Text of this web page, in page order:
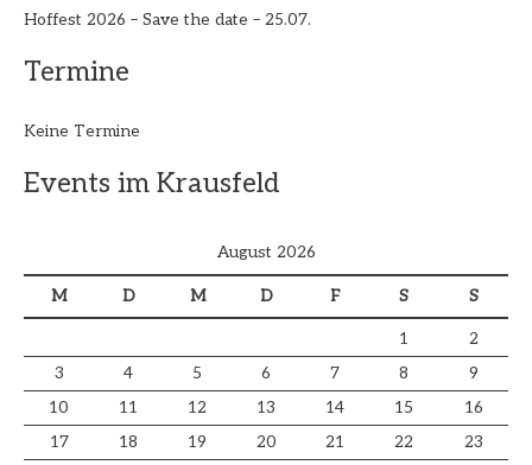
Hoffest 2026 – Save the date – 25.07.
Termine
Keine Termine
Events im Krausfeld
August 2026
M D M D F S S
1
2
3
4 5 6 7 8
9
10
11 12 13 14 15
16
17
18 19 20 21 22 23